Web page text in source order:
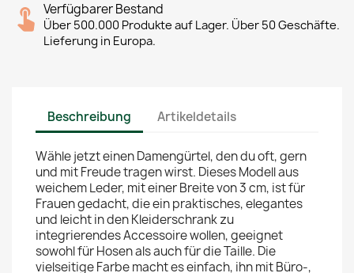
Verfügbarer Bestand
Über 500.000 Produkte auf Lager. Über 50 Geschäfte.
Lieferung in Europa.
Beschreibung Artikeldetails
Wähle jetzt einen Damengürtel, den du oft, gern
und mit Freude tragen wirst. Dieses Modell aus
weichem Leder, mit einer Breite von 3 cm, ist für
Frauen gedacht, die ein praktisches, elegantes
und leicht in den Kleiderschrank zu
integrierendes Accessoire wollen, geeignet
sowohl für Hosen als auch für die Taille. Die
vielseitige Farbe macht es einfach, ihn mit Büro-,